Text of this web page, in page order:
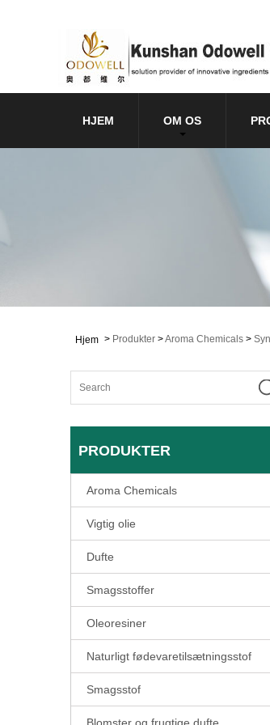
HJEM OM OS
Hjem > Produkter >Aroma Chemicals >
PRODUKTER
Aroma Chemicals
Vigtig olie
Dufte
Smagsstoffer
Oleoresiner
Naturligt fødevaretilsætningsstof
Smagsstof